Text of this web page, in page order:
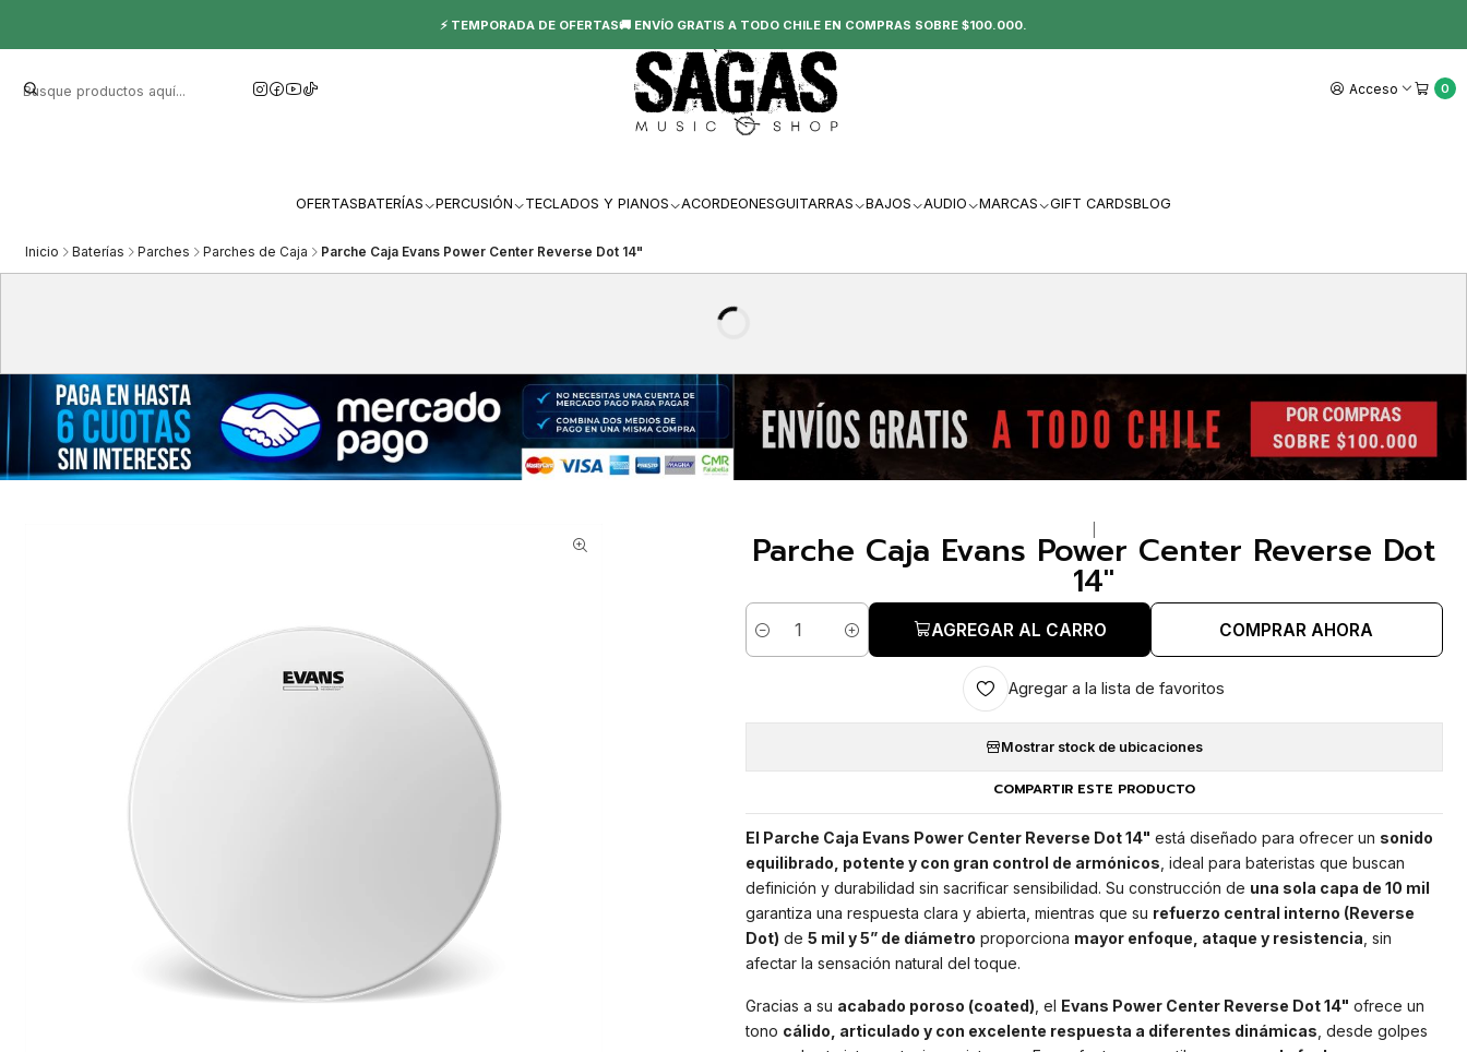
Acceso 0
OFERTASBATERÍAS PERCUSIÓN TECLADOS Y PIANOS ACORDEONESGUITARRAS BAJOS AUDIO MARCAS GIFT CARDSBLOG
⚡ TEMPORADA DE OFERTAS🚚 ENVÍO GRATIS A TODO CHILE EN COMPRAS SOBRE $100.000.
Inicio Baterías Parches Parches de Caja Parche Caja Evans Power Center Reverse Dot 14"
Parche Caja Evans Power Center Reverse Dot
14"
Cantidad
AGREGAR AL CARRO COMPRAR AHORA
Agregar a la lista de favoritos
Mostrar stock de ubicaciones
COMPARTIR ESTE PRODUCTO
El Parche Caja Evans Power Center Reverse Dot 14" está diseñado para ofrecer un sonido
equilibrado, potente y con gran control de armónicos , ideal para bateristas que buscan
definición y durabilidad sin sacrificar sensibilidad. Su construcción de una sola capa de 10 mil
garantiza una respuesta clara y abierta, mientras que su refuerzo central interno (Reverse
Dot) de 5 mil y 5” de diámetro proporciona mayor enfoque, ataque y resistencia , sin
afectar la sensación natural del toque.
Gracias a su acabado poroso (coated) , el Evans Power Center Reverse Dot 14" ofrece un
tono cálido, articulado y con excelente respuesta a diferentes dinámicas , desde golpes